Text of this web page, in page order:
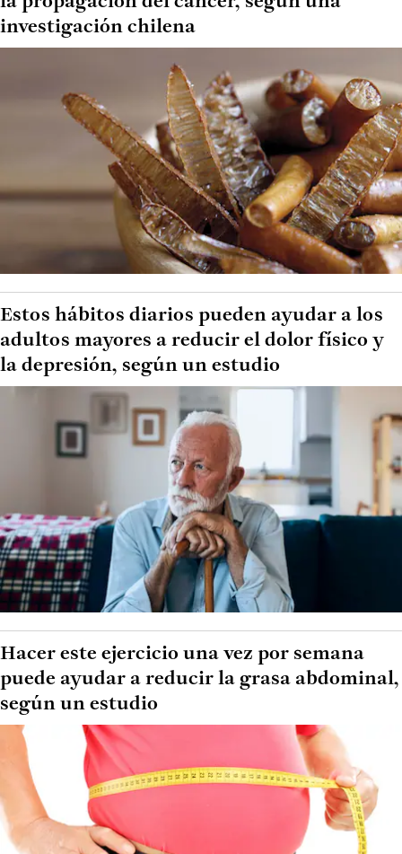
investigación chilena
Estos hábitos diarios pueden ayudar a los
adultos mayores a reducir el dolor físico y
la depresión, según un estudio
Hacer este ejercicio una vez por semana
puede ayudar a reducir la grasa abdominal,
según un estudio